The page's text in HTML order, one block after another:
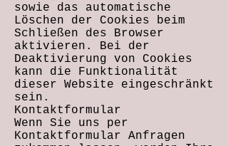
sowie das automatische
Löschen der Cookies beim
Schließen des Browser
aktivieren. Bei der
Deaktivierung von Cookies
kann die Funktionalität
dieser Website eingeschränkt
sein.
Kontaktformular
Wenn Sie uns per
Kontaktformular Anfragen